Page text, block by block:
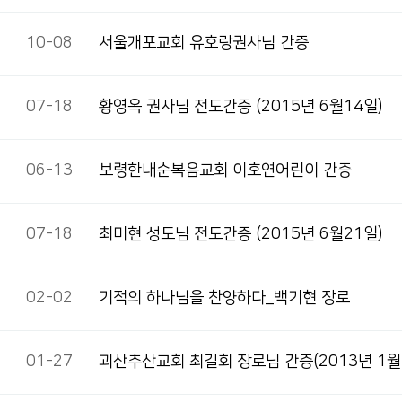
10-08 서울개포교회 유호랑권사님 간증
07-18 황영옥 권사님 전도간증 (2015년 6월14일)
06-13 보령한내순복음교회 이호연어린이 간증
07-18 최미현 성도님 전도간증 (2015년 6월21일)
02-02 기적의 하나님을 찬양하다_백기현 장로
01-27 괴산추산교회 최길회 장로님 간증(2013년 1